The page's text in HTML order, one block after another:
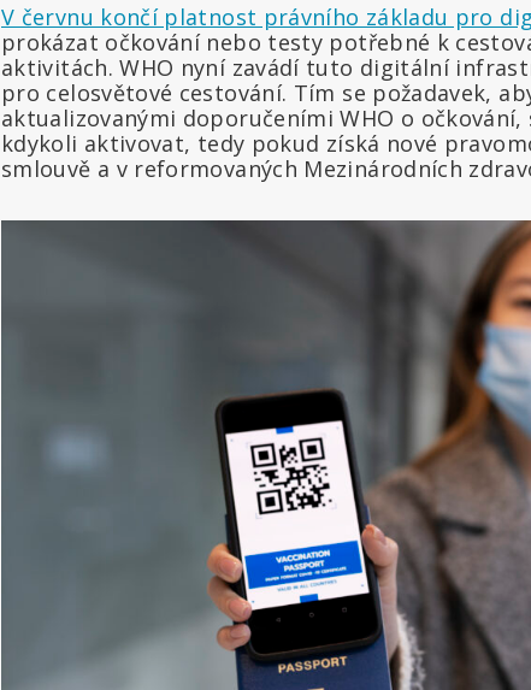
V červnu končí platnost právního základu pro
prokázat očkování nebo testy potřebné k
aktivitách. WHO nyní zavádí tuto digitální
pro celosvětové cestování. Tím se požadavek,
aktualizovanými doporučeními WHO o
kdykoli aktivovat, tedy pokud získá nové
smlouvě a v reformovaných Mezinárodních